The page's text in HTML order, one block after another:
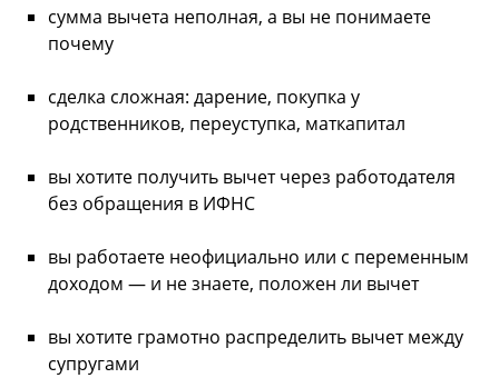
сумма вычета неполная, а вы не понимаете
почему
сделка сложная: дарение, покупка у
родственников, переуступка, маткапитал
вы хотите получить вычет через работодателя
без обращения в ИФНС
вы работаете неофициально или с переменным
доходом — и не знаете, положен ли вычет
вы хотите грамотно распределить вычет между
супругами